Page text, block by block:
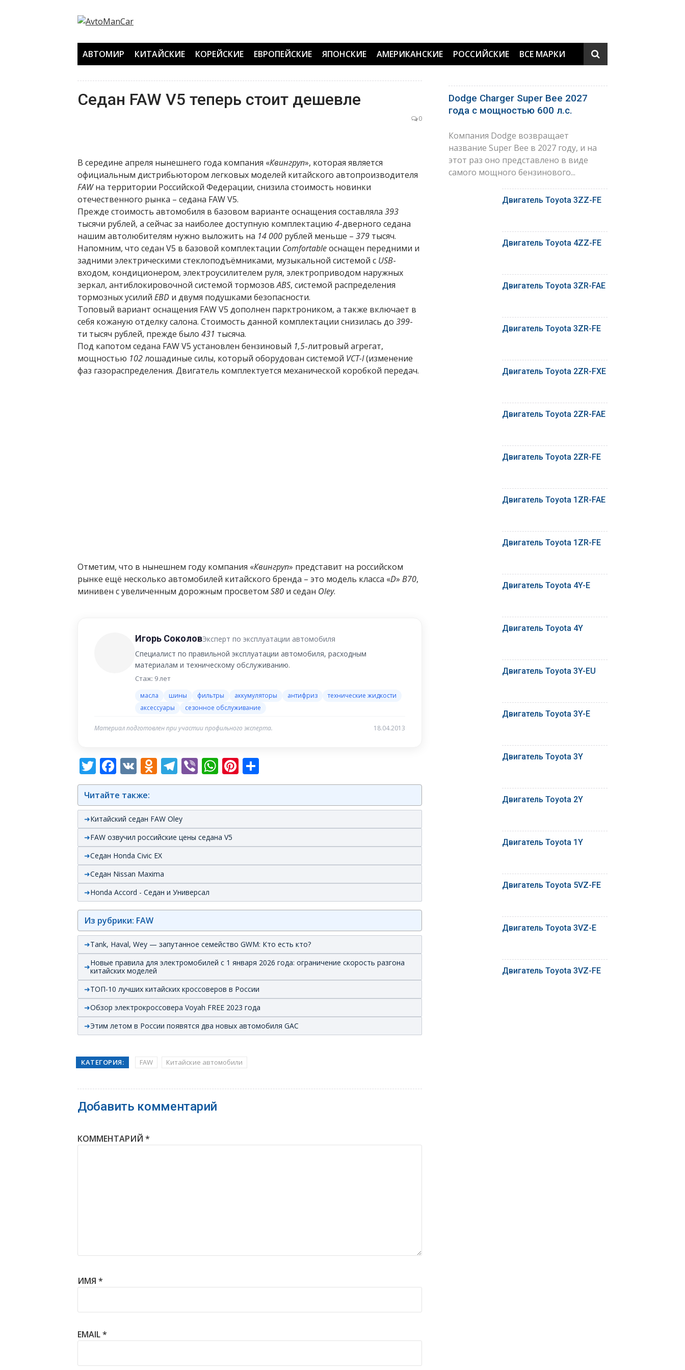
АВТОМИР КИТАЙСКИЕ КОРЕЙСКИЕ ЕВРОПЕЙСКИЕ ЯПОНСКИЕ АМЕРИКАНСКИЕ РОССИЙСКИЕ ВСЕ МАРКИ
Седан FAW V5 теперь стоит дешевле
0
В середине апреля нынешнего года компания «Квингруп», которая является
официальным дистрибьютором легковых моделей китайского автопроизводителя
FAWна территории Российской Федерации, снизила стоимость новинки
отечественного рынка – седана FAW V5.
Прежде стоимость автомобиля в базовом варианте оснащения составляла 393
тысячи рублей, а сейчас за наиболее доступную комплектацию 4-дверного седана
нашим автолюбителям нужно выложить на 14 000 рублей меньше – 379 тысяч.
Напомним, что седан V5 в базовой комплектации Comfortableоснащен передними и
задними электрическими стеклоподъёмниками, музыкальной системой с USB-
входом, кондиционером, электроусилителем руля, электроприводом наружных
зеркал, антиблокировочной системой тормозовABS, системой распределения
тормозных усилий EBD и двумя подушками безопасности.
Топовый вариант оснащения FAW V5 дополнен парктроником, а также включает в
себя кожаную отделку салона. Стоимость данной комплектации снизилась до 399-
ти тысяч рублей, прежде было 431 тысяча.
Под капотом седана FAW V5 установлен бензиновый 1,5-литровый агрегат,
мощностью 102лошадиные силы, который оборудован системой VCT-I(изменение
фаз газораспределения. Двигатель комплектуется механической коробкой передач.
Отметим, что в нынешнем году компания «Квингруп» представит на российском
рынке ещё несколько автомобилей китайского бренда – это модель класса «D» B70,
минивен с увеличенным дорожным просветом S80 и седан Oley.
Игорь СоколовЭксперт по эксплуатации автомобиля
Специалист по правильной эксплуатации автомобиля, расходным
материалам и техническому обслуживанию.
Стаж: 9 лет
масла шины фильтры аккумуляторы антифриз
технические жидкости
аксессуары
сезонное обслуживание
Материал подготовлен при участии профильного эксперта. 18.04.2013
Twitter
Facebook
VK Odnoklassniki
Telegram
ViberWhatsApp
Pinterest
Читайте также:
Китайский седан FAW Oley
FAW озвучил российские цены седана V5
Седан Honda Civic EX
Седан Nissan Maxima
Honda Accord - Седан и Универсал
Из рубрики: FAW
Tank, Haval, Wey — запутанное семейство GWM: Кто есть кто?
Новые правила для электромобилей с 1 января 2026 года: ограничение скорость разгона
китайских моделей
ТОП-10 лучших китайских кроссоверов в России
Обзор электрокроссовера Voyah FREE 2023 года
Этим летом в России появятся два новых автомобиля GAC
КАТЕГОРИЯ: FAW Китайские автомобили
Добавить комментарий
КОММЕНТАРИЙ *
ИМЯ *
EMAIL*
Dodge Charger Super Bee 2027
года с мощностью 600 л.с.
Компания Dodge возвращает
название Super Bee в 2027 году, и на
этот раз оно представлено в виде
самого мощного бензинового...
Двигатель Toyota 3ZZ-FE
Двигатель Toyota 4ZZ-FE
Двигатель Toyota 3ZR-FAE
Двигатель Toyota 3ZR-FE
Двигатель Toyota 2ZR-FXE
Двигатель Toyota 2ZR-FAE
Двигатель Toyota 2ZR-FE
Двигатель Toyota 1ZR-FAE
Двигатель Toyota 1ZR-FE
Двигатель Toyota 4Y-E
Двигатель Toyota 4Y
Двигатель Toyota 3Y-EU
Двигатель Toyota 3Y-E
Двигатель Toyota 3Y
Двигатель Toyota 2Y
Двигатель Toyota 1Y
Двигатель Toyota 5VZ-FE
Двигатель Toyota 3VZ-E
Двигатель Toyota 3VZ-FE